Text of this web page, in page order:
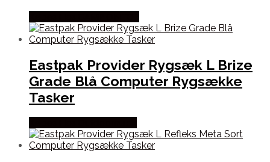
Eastpak Provider Rygsæk L Brize
Grade Blå Computer Rygsække
Tasker